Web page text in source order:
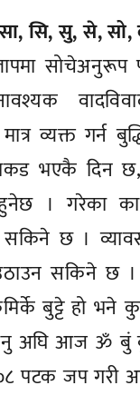
सि, सु, से, सो,
सोचेअनुरूप
व्यक्त गर्न
भएकै दिन
हुनेछ । गरेका
सकिने छ ।
सकिने छ
बुट्टे हो भने
जानु अघि आज ॐ
पटक जप गरी